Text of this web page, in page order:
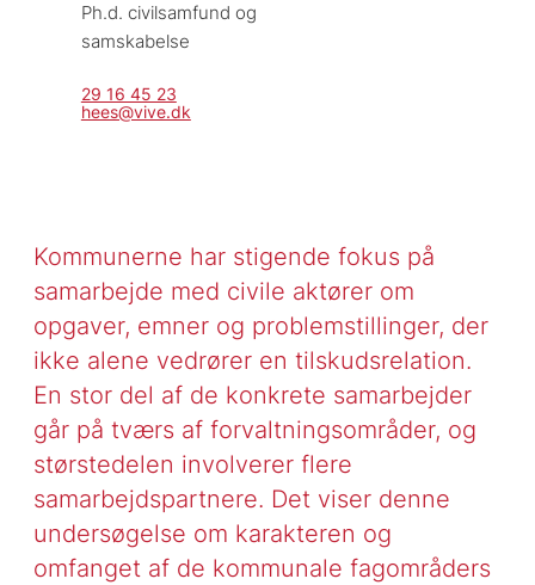
Ph.d. civilsamfund og
samskabelse
29 16 45 23
hees@vive.dk
Kommunerne har stigende fokus på
samarbejde med civile aktører om
opgaver, emner og problemstillinger, der
ikke alene vedrører en tilskudsrelation.
En stor del af de konkrete samarbejder
går på tværs af forvaltningsområder, og
størstedelen involverer flere
samarbejdspartnere. Det viser denne
undersøgelse om karakteren og
omfanget af de kommunale fagområders